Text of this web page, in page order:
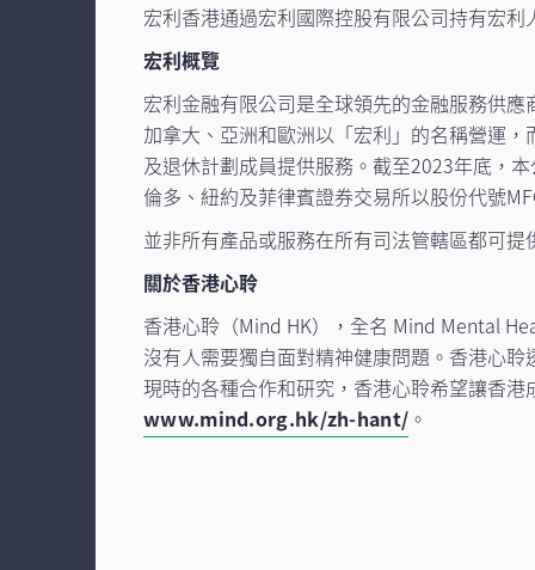
宏利香港通過宏利國際控股有限公司持有宏
宏利概覽
宏利金融有限公司是全球領先的金融服務供
加拿大、亞洲和歐洲以「宏利」的名稱營運
及退休計劃成員提供服務。截至2023年底，
倫多、紐約及菲律賓證券交易所以股份代號
並非所有產品或服務在所有司法管轄區都可提
關於香港心聆
香港心聆（Mind HK），全名 Mind Mental
沒有人需要獨自面對精神健康問題。香港心
現時的各種合作和研究，香港心聆希望讓香
www.mind.org.hk/zh-hant/ 。